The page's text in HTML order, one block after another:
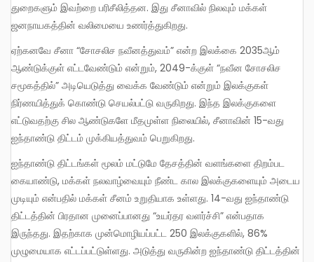
துறைகளும் இவற்றை பரிசீலித்தன. இது சீனாவில் நிலவும் மக்கள்
ஜனநாயகத்தின் வலிமையை உணர்த்துகிறது.
ஏற்கனவே சீனா “சோசலிச நவீனத்துவம்” என்ற இலக்கை 2035ஆம்
ஆண்டுக்குள் எட்டவேண்டும் என்றும், 2049-க்குள் “நவீன சோசலிச
சமூகத்தில்” அடியெடுத்து வைக்க வேண்டும் என்றும் இலக்குகள்
நிர்ணயித்துக் கொண்டு செயல்பட்டு வருகிறது. இந்த இலக்குகளை
எட்டுவதற்கு சில ஆண்டுகளே மீதமுள்ள நிலையில், சீனாவின் 15-வது
ஐந்தாண்டு திட்டம் முக்கியத்துவம் பெறுகிறது.
ஐந்தாண்டு திட்டங்கள் மூலம் மட்டுமே தேசத்தின் வளங்களை திறம்பட
கையாண்டு, மக்கள் நலவாழ்வையும் நீண்ட கால இலக்குகளையும் அடைய
முடியும் என்பதில் மக்கள் சீனம் உறுதியாக உள்ளது. 14-வது ஐந்தாண்டு
திட்டத்தின் பிரதான முனைப்பானது “உயர்தர வளர்ச்சி” என்பதாக
இருந்தது. இதற்காக முன்மொழியப்பட்ட 250 இலக்குகளில், 86%
முழுமையாக எட்டப்பட்டுள்ளது. அடுத்து வருகின்ற ஐந்தாண்டு திட்டத்தின்